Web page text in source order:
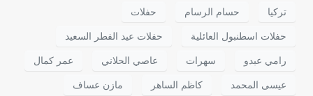
تركيا حسام الرسام حفلات
حفلات اسطنبول العائلية حفلات عيد الفطر السعيد
رامي عبدو سهرات عاصي الحلاني عمر كمال
عيسى المحمد كاظم الساهر مازن عساف